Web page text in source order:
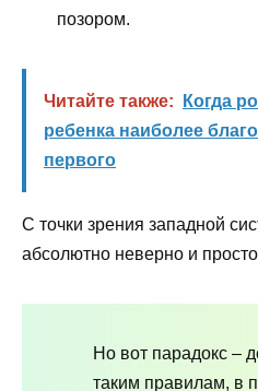
позором.
Читайте также:
Когда
ребенка наиболее
первого
С точки зрения западной
абсолютно неверно и
Но вот парадокс –
таким правилам, в